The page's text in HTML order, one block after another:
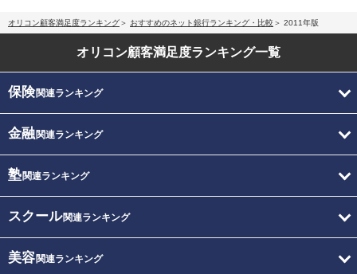
オリコン顧客満足度ランキング おすすめのネット銀行ランキング・比較 2011年版
オリコン顧客満足度ランキング一覧
保険関連ランキング
金融関連ランキング
塾関連ランキング
スクール関連ランキング
美容関連ランキング